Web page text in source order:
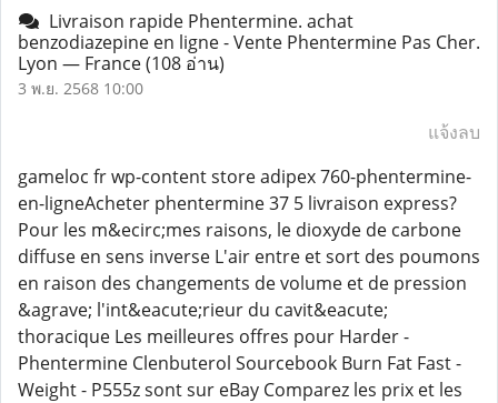
Livraison rapide Phentermine. achat
benzodiazepine en ligne - Vente Phentermine Pas Cher.
Lyon — France(108 อ่าน)
3 พ.ย. 2568 10:00
แจ้งลบ
gameloc fr wp-content store adipex 760-phentermine-
en-ligneAcheter phentermine 37 5 livraison express?
Pour les m&ecirc;mes raisons, le dioxyde de carbone
diffuse en sens inverse L'air entre et sort des poumons
en raison des changements de volume et de pression
&agrave; l'int&eacute;rieur du cavit&eacute;
thoracique Les meilleures offres pour Harder -
Phentermine Clenbuterol Sourcebook Burn Fat Fast -
Weight - P555z sont sur eBay Comparez les prix et les